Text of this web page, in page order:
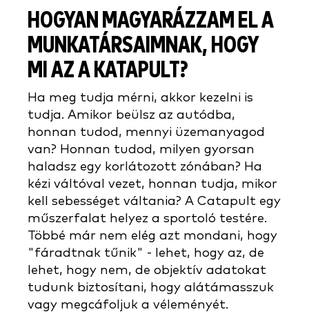
HOGYAN MAGYARÁZZAM EL A
MUNKATÁRSAIMNAK, HOGY
MI AZ A KATAPULT?
Ha meg tudja mérni, akkor kezelni is
tudja. Amikor beülsz az autódba,
honnan tudod, mennyi üzemanyagod
van? Honnan tudod, milyen gyorsan
haladsz egy korlátozott zónában? Ha
kézi váltóval vezet, honnan tudja, mikor
kell sebességet váltania? A Catapult egy
műszerfalat helyez a sportoló testére.
Többé már nem elég azt mondani, hogy
"fáradtnak tűnik" - lehet, hogy az, de
lehet, hogy nem, de objektív adatokat
tudunk biztosítani, hogy alátámasszuk
vagy megcáfoljuk a véleményét.